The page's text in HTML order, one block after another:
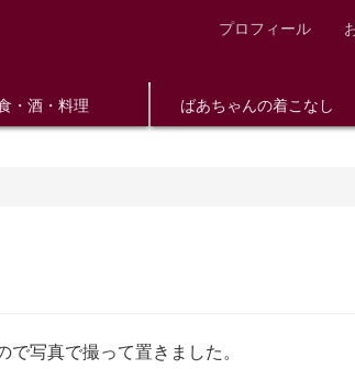
プロフィール
・酒・料理 ばあちゃんの着こなし
写真で撮って置きました。